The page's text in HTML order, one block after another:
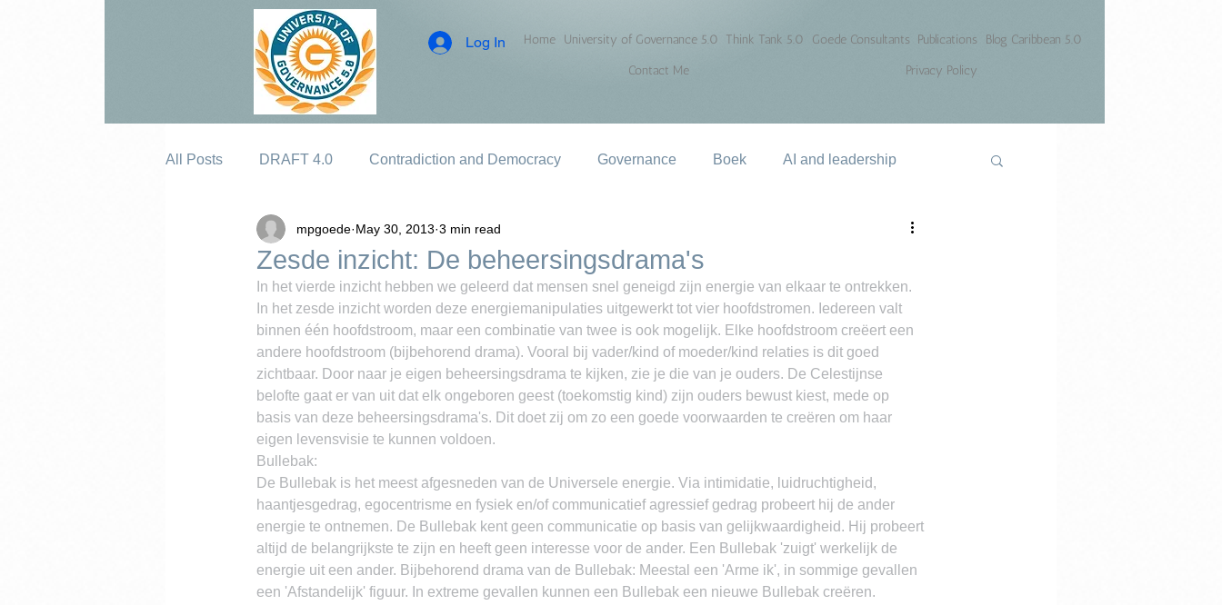
Log In Home University of Governance 5.0 Think Tank 5.0 Goede Consultants Publications
Blog Caribbean 5.0
Contact Me
Privacy Policy
All Posts DRAFT 4.0 Contradiction and Democracy Governance Boek AI and leadership
Zesde inzicht: De beheersingsdrama's
mpgoede May 30, 2013 3 min read
In het vierde inzicht hebben we geleerd dat mensen snel geneigd zijn energie van elkaar te ontrekken.
In het zesde inzicht worden deze energiemanipulaties uitgewerkt tot vier hoofdstromen. Iedereen valt
binnen één hoofdstroom, maar een combinatie van twee is ook mogelijk. Elke hoofdstroom creëert een
andere hoofdstroom (bijbehorend drama). Vooral bij vader/kind of moeder/kind relaties is dit goed
zichtbaar. Door naar je eigen beheersingsdrama te kijken, zie je die van je ouders. De Celestijnse
belofte gaat er van uit dat elk ongeboren geest (toekomstig kind) zijn ouders bewust kiest, mede op
basis van deze beheersingsdrama's. Dit doet zij om zo een goede voorwaarden te creëren om haar
eigen levensvisie te kunnen voldoen.
Bullebak:
De Bullebak is het meest afgesneden van de Universele energie. Via intimidatie, luidruchtigheid,
haantjesgedrag, egocentrisme en fysiek en/of communicatief agressief gedrag probeert hij de ander
energie te ontnemen. De Bullebak kent geen communicatie op basis van gelijkwaardigheid. Hij probeert
altijd de belangrijkste te zijn en heeft geen interesse voor de ander. Een Bullebak 'zuigt' werkelijk de
energie uit een ander. Bijbehorend drama van de Bullebak: Meestal een 'Arme ik', in sommige gevallen
een 'Afstandelijk' figuur. In extreme gevallen kunnen een Bullebak een nieuwe Bullebak creëren.